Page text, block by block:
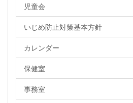
児童会
いじめ防止対策基本方針
カレンダー
保健室
事務室